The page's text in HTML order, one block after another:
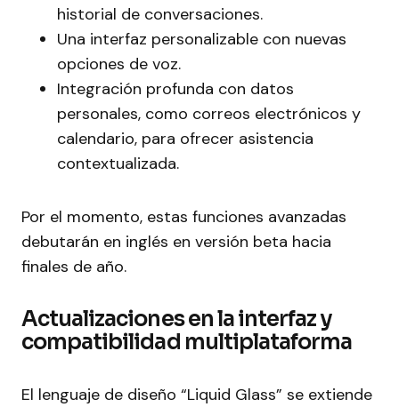
historial de conversaciones.
Una interfaz personalizable con nuevas
opciones de voz.
Integración profunda con datos
personales, como correos electrónicos y
calendario, para ofrecer asistencia
contextualizada.
Por el momento, estas funciones avanzadas
debutarán en inglés en versión beta hacia
finales de año.
Actualizaciones en la interfaz y
compatibilidad multiplataforma
El lenguaje de diseño “Liquid Glass” se extiende